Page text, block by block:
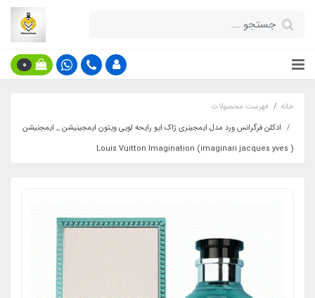
0
خانه
فهرست محصولات
ادکلن فرگرانس ورد مدل ایمجینری ژاک ایو رایحه لویی ویتون ایمجینیشن _ ایمجنیشن
( imaginari jacques yves) Louis Vuitton Imagination